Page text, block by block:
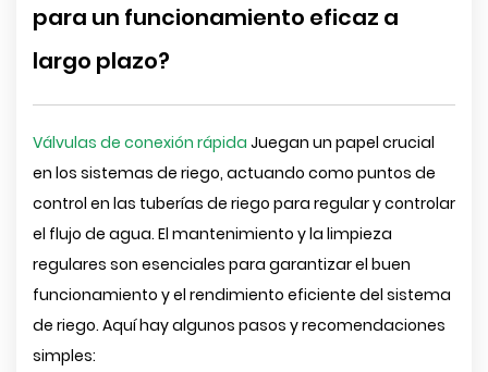
para un funcionamiento eficaz a
largo plazo?
Válvulas de conexión rápida Juegan un papel crucial
en los sistemas de riego, actuando como puntos de
control en las tuberías de riego para regular y controlar
el flujo de agua. El mantenimiento y la limpieza
regulares son esenciales para garantizar el buen
funcionamiento y el rendimiento eficiente del sistema
de riego. Aquí hay algunos pasos y recomendaciones
simples: